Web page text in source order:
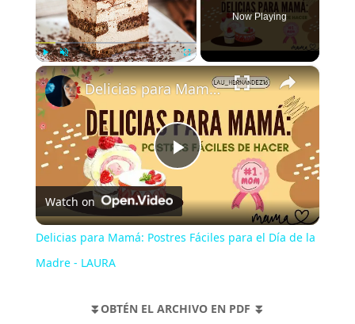
Play Unmute
Now Playing
×
P
l
y
Delicias para Mamá: Postres Fáciles para el Día de la Madre - LAURA
Watch on
Delicias para Mamá: Postres Fáciles para el Día de la
Madre - LAURA
⏬OBTÉN EL ARCHIVO EN PDF ⏬